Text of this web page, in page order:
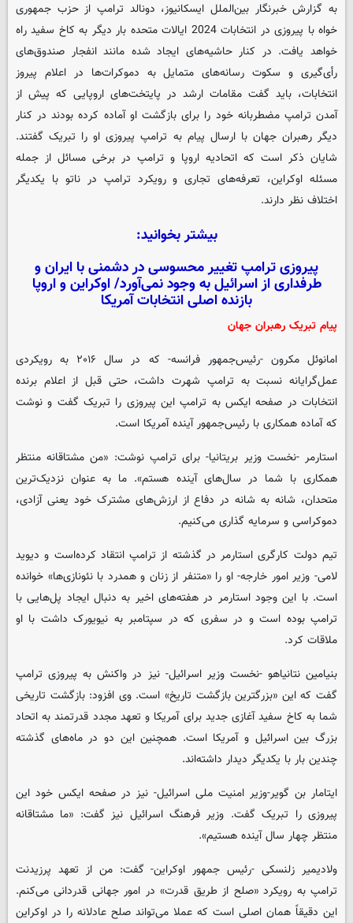
به گزارش خبرنگار بین‌الملل ایسکانیوز، دونالد ترامپ از حزب جمهوری
خواه با پیروزی در انتخابات 2024 ایالات متحده بار دیگر به کاخ سفید راه
خواهد یافت. در کنار حاشیه‌های ایجاد شده مانند انفجار صندوق‌های
رأی‌گیری و سکوت رسانه‌های متمایل به دموکرات‌ها در اعلام پیروز
انتخابات، باید گفت مقامات ارشد در پایتخت‌های اروپایی که پیش از
آمدن ترامپ مضطربانه خود را برای بازگشت او آماده کرده بودند در کنار
دیگر رهبران جهان با ارسال پیام به ترامپ پیروزی او را تبریک گفتند.
شایان ذکر است که اتحادیه اروپا و ترامپ در برخی مسائل از جمله
مسئله اوکراین، تعرفه‌های تجاری و رویکرد ترامپ در ناتو با یکدیگر
اختلاف نظر دارند.
بیشتر بخوانید:
پیروزی ترامپ تغییر محسوسی در دشمنی با ایران و
طرفداری از اسرائیل به وجود نمی‌آورد/ اوکراین و اروپا
بازنده اصلی انتخابات آمریکا
پیام تبریک رهبران جهان
امانوئل مکرون -رئیس‌جمهور فرانسه- که در سال ۲۰۱۶ به رویکردی
عمل‌گرایانه نسبت به ترامپ شهرت داشت، حتی قبل از اعلام برنده
انتخابات در صفحه ایکس به ترامپ این پیروزی را تبریک گفت و نوشت
که آماده همکاری با رئیس‌جمهور آینده آمریکا است.
استارمر -نخست وزیر بریتانیا- برای ترامپ نوشت: «من مشتاقانه منتظر
همکاری با شما در سال‌های آینده هستم». ما به عنوان نزدیک‌ترین
متحدان، شانه به شانه در دفاع از ارزش‌های مشترک خود یعنی آزادی،
دموکراسی و سرمایه گذاری می‌کنیم.
تیم دولت کارگری استارمر در گذشته از ترامپ انتقاد کرده‌است و دیوید
لامی- وزیر امور خارجه- او را «متنفر از زنان و همدرد با نئونازی‌ها» خوانده
است. با این وجود استارمر در هفته‌های اخیر به دنبال ایجاد پل‌هایی با
ترامپ بوده است و در سفری که در سپتامبر به نیویورک داشت با او
ملاقات کرد.
بنیامین نتانیاهو -نخست وزیر اسرائیل- نیز در واکنش به پیروزی ترامپ
گفت که این «بزرگترین بازگشت تاریخ» است. وی افزود: بازگشت تاریخی
شما به کاخ سفید آغازی جدید برای آمریکا و تعهد مجدد قدرتمند به اتحاد
بزرگ بین اسرائیل و آمریکا است. همچنین این دو در ماه‌های گذشته
چندین بار با یکدیگر دیدار داشته‌اند.
ایتامار بن گویر-وزیر امنیت ملی اسرائیل- نیز در صفحه ایکس خود این
پیروزی را تبریک گفت. وزیر فرهنگ اسرائیل نیز گفت: «ما مشتاقانه
منتظر چهار سال آینده هستیم».
ولادیمیر زلنسکی -رئیس جمهور اوکراین- گفت: من از تعهد پرزیدنت
ترامپ به رویکرد «صلح از طریق قدرت» در امور جهانی قدردانی می‌کنم.
این دقیقاً همان اصلی است که عملا می‌تواند صلح عادلانه را در اوکراین